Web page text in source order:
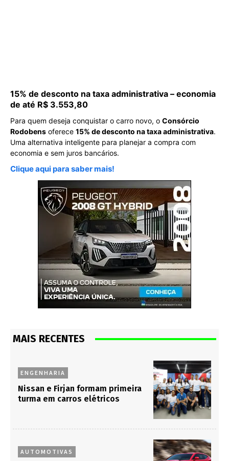
15% de desconto na taxa administrativa – economia
de até R$ 3.553,80
Para quem deseja conquistar o carro novo, o Consórcio
Rodobens oferece 15% de desconto na taxa administrativa.
Uma alternativa inteligente para planejar a compra com
economia e sem juros bancários.
Clique aqui para saber mais!
MAIS RECENTES
ENGENHARIA
Nissan e Firjan formam primeira
turma em carros elétricos
AUTOMOTIVAS